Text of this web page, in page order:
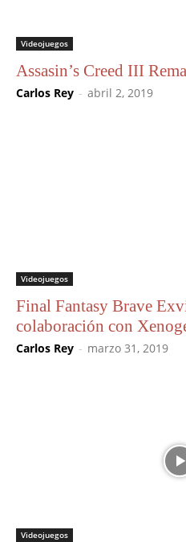
Videojuegos
Assasin’s Creed III
Carlos Rey - abril 2, 2019
Videojuegos
Final Fantasy Brave
colaboración con
Carlos Rey - marzo 31, 2019
Videojuegos